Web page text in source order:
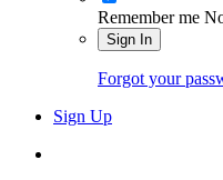
Remember me
Sign In
Forgot your
Sign Up